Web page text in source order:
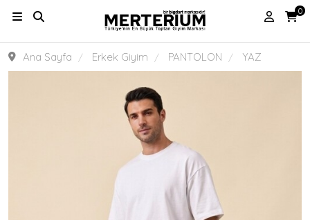
0
Ana Sayfa Erkek Giyim PANTOLON YAZ